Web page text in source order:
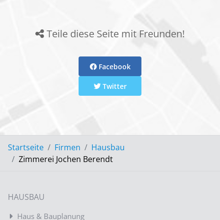
Teile diese Seite mit Freunden!
Facebook
Twitter
Startseite Firmen
Hausbau
Zimmerei Jochen Berendt
HAUSBAU
Haus & Bauplanung